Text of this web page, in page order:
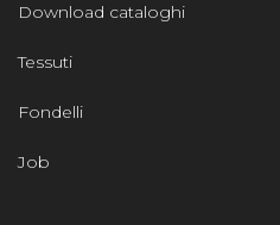
Download cataloghi
Tessuti
Fondelli
Job